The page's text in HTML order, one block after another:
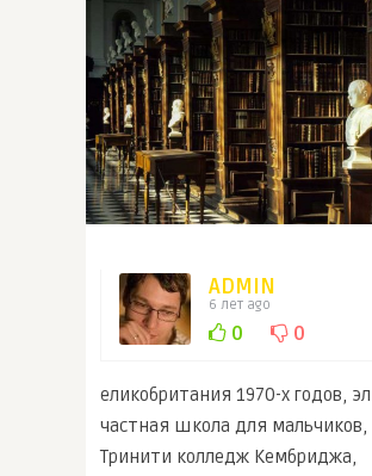
ADMIN
6 лет ago
0 0
еликобритания 1970-х годов,
частная школа для мальчиков,
Тринити колледж Кембриджа,